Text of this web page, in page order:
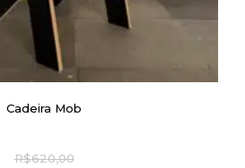
Cadeira Mob
R$620,00